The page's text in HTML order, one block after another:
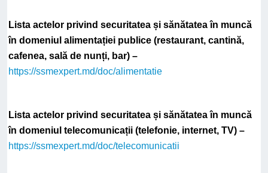
Lista actelor privind securitatea și sănătatea în muncă
în domeniul alimentației publice (restaurant, cantină,
cafenea, sală de nunți, bar) –
https://ssmexpert.md/doc/alimentatie
Lista actelor privind securitatea și sănătatea în muncă
în domeniul telecomunicații (telefonie, internet, TV) –
https://ssmexpert.md/doc/telecomunicatii